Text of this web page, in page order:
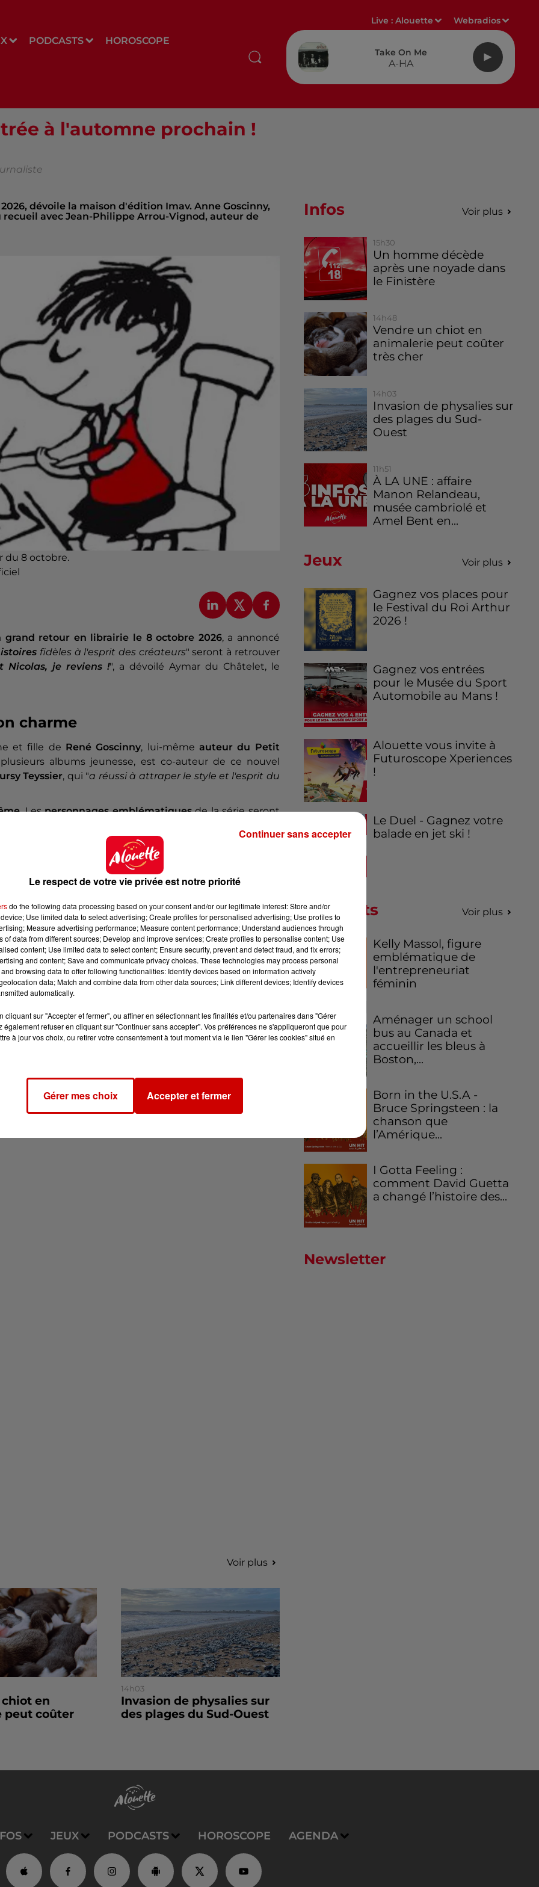
PODCASTS HOROSCOPE
Live :Alouette Webradios
Take On Me
A-HA
à l'automne prochain !
dévoile la maison d'édition Imav. Anne Goscinny,
avec Jean-Philippe Arrou-Vignod, auteur de
du 8 octobre.
grand retour en librairie le 8 octobre 2026, a annoncé
fidèles à l'esprit des créateurs" seront à retrouver
Nicolas, je reviens !", a dévoilé Aymar du Châtelet, le
charme
et fille de René Goscinny, lui-mêmeauteur du Petit
albums jeunesse, est co-auteur de ce nouvel
Teyssier, qui "a réussi à attraper le style et l'esprit du
. Lespersonnages emblématiquesde la série seront
écolier. Le nouvel album "est une vraie suite et est très
l'avons créé, il était déjà démodé", estimaient Sempé et
àtoutes les générations, même les plus récentes. Les
quatre films, dont un tourné en Vendée, ainsi quedeux
Nicolas. "Les parents se souviennent avec nostalgie de
son univers", souligne Aymar du Châtenet.
années 1960 et ont su conquérir unpublic d'écoliersà
recueils du Petit Nicolas représentent
en
Infos Voir plus
15h30
Un homme décède
après une noyade dans
le Finistère
14h48
Vendre un chiot en
animalerie peut coûter
très cher
14h03
Invasion de physalies sur
des plages du Sud-
Ouest
11h51
À LA UNE : affaire
Manon Relandeau,
musée cambriolé et
Amel Bent en...
Jeux Voir plus
Gagnez vos places pour
le Festival du Roi Arthur
2026 !
Gagnez vos entrées
pour le Musée du Sport
Automobile au Mans !
Alouette vous invite à
Futuroscope Xperiences
!
Le Duel - Gagnez votre
balade en jet ski !
Podcasts Voir plus
Kelly Massol, figure
emblématique de
l'entrepreneuriat
féminin
Aménager un school
bus au Canada et
accueillir les bleus à
Boston,...
Born in the U.S.A -
Bruce Springsteen : la
chanson que
l’Amérique...
I Gotta Feeling :
comment David Guetta
a changé l’histoire des...
Newsletter
Voir plus
en
peut coûter
14h03
Invasion de physalies sur
des plages du Sud-Ouest
JEUX PODCASTS HOROSCOPE AGENDA
Le respect de votre vie privée est notre priorité
do the following data processing based on your consent and/or our legitimate interest: Store and/or
Use limited data to select advertising; Create profiles for personalised advertising; Use profiles to
Measure advertising performance; Measure content performance; Understand audiences through
of data from different sources; Develop and improve services; Create profiles to personalise content; Use
content; Use limited data to select content; Ensure security, prevent and detect fraud, and fix errors;
and content; Save and communicate privacy choices. These technologies may process personal
browsing data to offer following functionalities: Identify devices based on information actively
data; Match and combine data from other data sources; Link different devices; Identify devices
automatically.
cliquant sur "Accepter et fermer", ou affiner en sélectionnant les finalités et/ou partenaires dans "Gérer
également refuser en cliquant sur "Continuer sans accepter". Vos préférences ne s'appliqueront que pour
à jour vos choix, ou retirer votre consentement à tout moment via le lien "Gérer les cookies" situé en
Gérer mes choix Accepter et fermer
Continuer sans accepter